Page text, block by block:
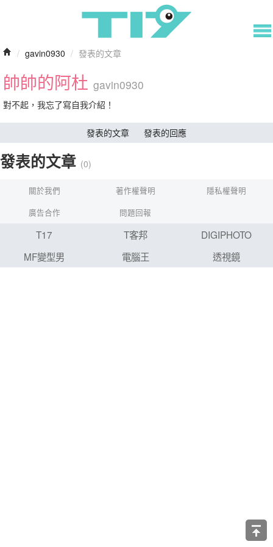
/ gavin0930 / 發表的文章
帥帥的阿杜 gavin0930
對不起，我忘了寫自我介紹！
發表的文章 發表的回應
發表的文章 (0)
關於我們 著作權聲明
隱私權聲明
廣告合作
問題回報
T17 T客邦
DIGIPHOTO
MF變型男
電腦王 透視鏡